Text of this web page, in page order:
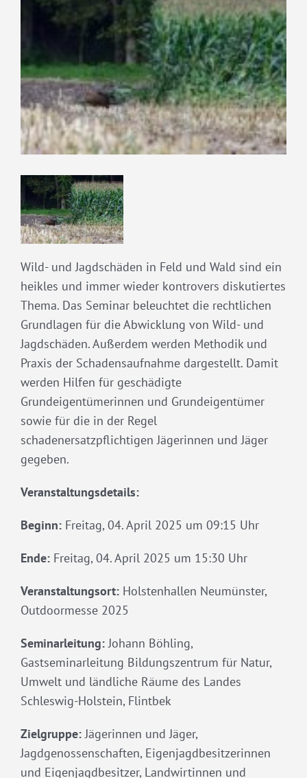
grösseres
Wild- und Jagdschäden in Feld und Wald sind ein
heikles und immer wieder kontrovers diskutiertes
Thema. Das Seminar beleuchtet die rechtlichen
Grundlagen für die Abwicklung von Wild- und
Jagdschäden. Außerdem werden Methodik und
Praxis der Schadensaufnahme dargestellt. Damit
werden Hilfen für geschädigte
Grundeigentümerinnen und Grundeigentümer
sowie für die in der Regel
schadenersatzpflichtigen Jägerinnen und Jäger
gegeben.
Veranstaltungsdetails:
Beginn: Freitag, 04. April 2025 um 09:15 Uhr
Ende: Freitag, 04. April 2025 um 15:30 Uhr
Veranstaltungsort: Holstenhallen Neumünster,
Outdoormesse 2025
Seminarleitung:Johann Böhling,
Gastseminarleitung Bildungszentrum für Natur,
Umwelt und ländliche Räume des Landes
Schleswig-Holstein, Flintbek
Zielgruppe:Jägerinnen und Jäger,
Jagdgenossenschaften, Eigenjagdbesitzerinnen
und Eigenjagdbesitzer, Landwirtinnen und